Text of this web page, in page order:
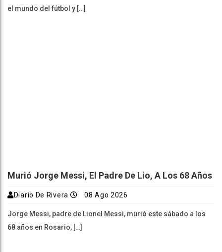
el mundo del fútbol y […]
Murió Jorge Messi, El Padre De Lio, A Los 68 Años
Diario De Rivera 08 Ago 2026
Jorge Messi, padre de Lionel Messi, murió este sábado a los
68 años en Rosario, […]